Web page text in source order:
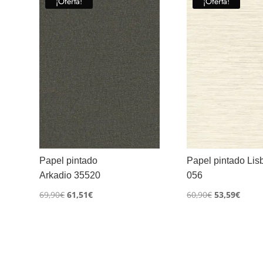
Papel pintado
Arkadio 35520
69,90€ El
61,51€El
Papel pintado
056
60,90€ El
53,59€El